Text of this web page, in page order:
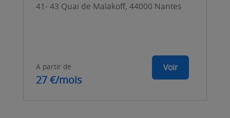
41- 43 Quai de Malakoff, 44000 Nantes
A partir de
27 €/mois
Voir